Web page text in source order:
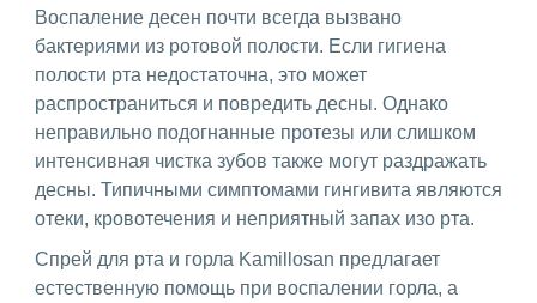
Воспаление десен почти всегда вызвано
бактериями из ротовой полости. Если гигиена
полости рта недостаточна, это может
распространиться и повредить десны. Однако
неправильно подогнанные протезы или слишком
интенсивная чистка зубов также могут раздражать
десны. Типичными симптомами гингивита являются
отеки, кровотечения и неприятный запах изо рта.
Спрей для рта и горла Kamillosan предлагает
естественную помощь при воспалении горла, а